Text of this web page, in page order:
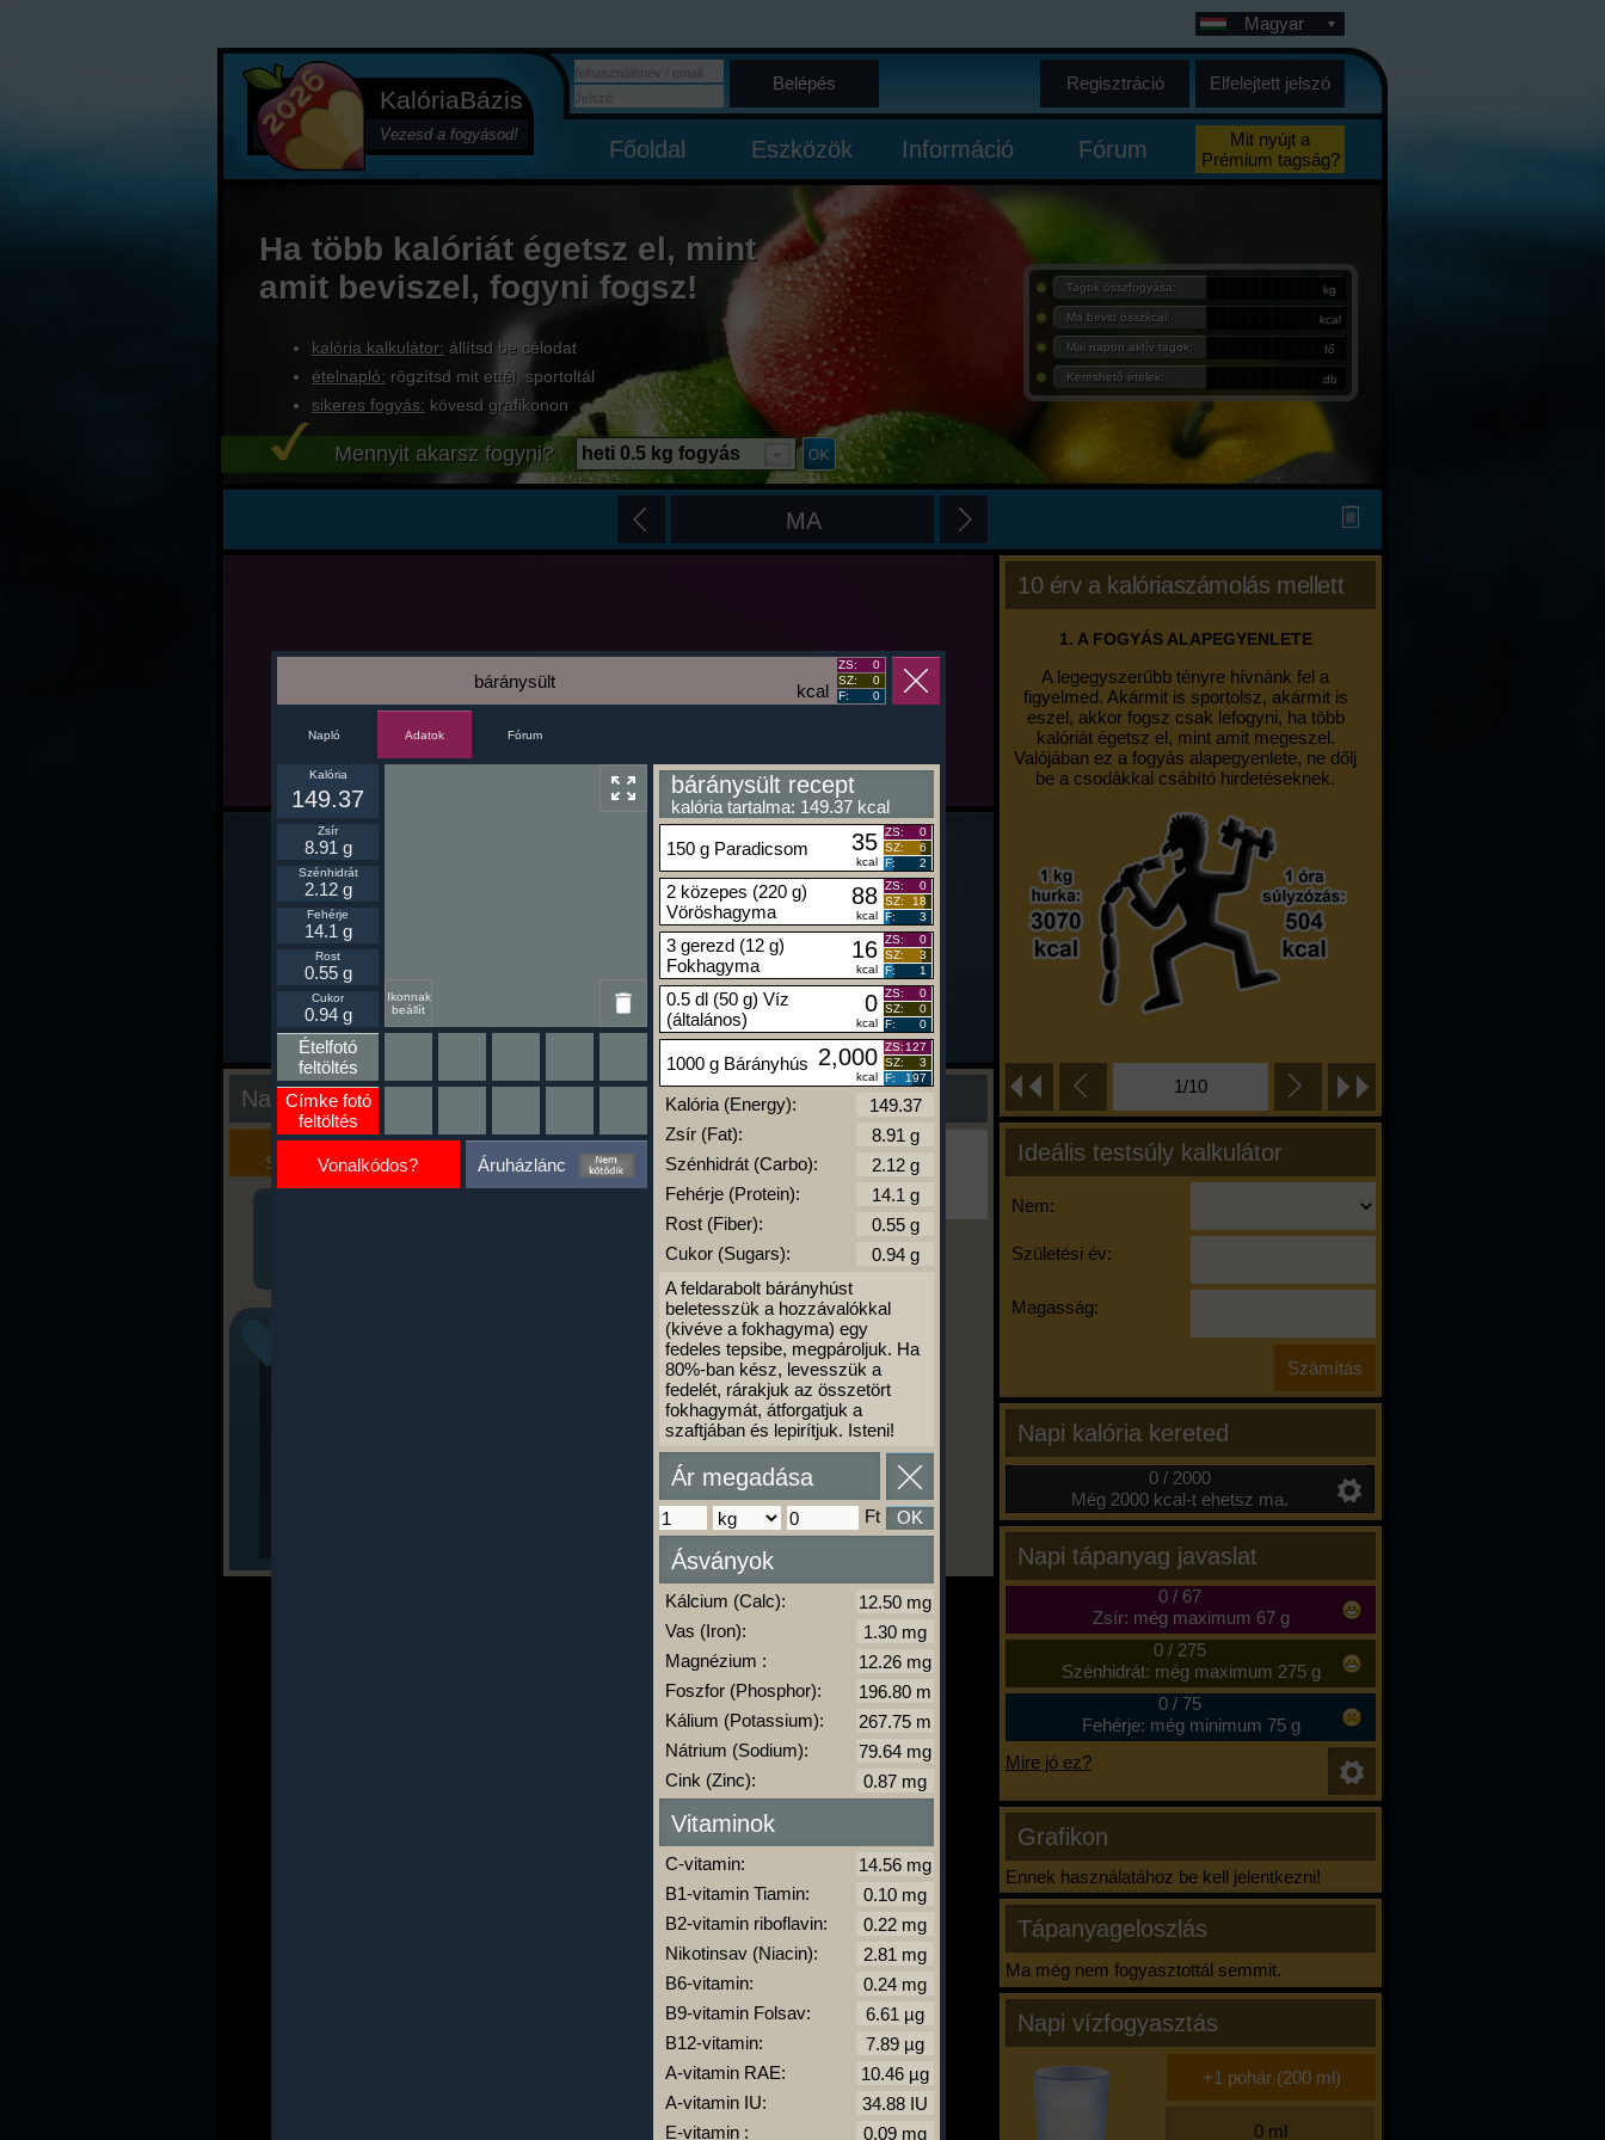
KalóriaBázis
Vezesd a fogyásod!
Magyar
Belépés Regisztráció Elfelejtett jelszó
Főoldal Eszközök Információ Fórum
Mit nyújt a
Prémium tagság?
Ha több kalóriát égetsz el, mint
amit beviszel, fogyni fogsz!
kalória kalkulátor: állítsd be célodat
ételnapló: rögzítsd mit ettél, sportoltál
sikeres fogyás: kövesd grafikonon
Tagok összfogyása: kg
Ma bevitt összkcal: kcal
Mai napon aktív tagok: fő
Kereshető ételek: db
Mennyit akarsz fogyni? heti 0.5 kg fogyás
MA
10 érv a kalóriaszámolás mellett
1. A FOGYÁS ALAPEGYENLETE
A legegyszerűbb tényre hívnánk fel a
figyelmed. Akármit is sportolsz, akármit is
eszel, akkor fogsz csak lefogyni, ha több
kalóriát égetsz el, mint amit megeszel.
Valójában ez a fogyás alapegyenlete, ne dőlj
be a csodákkal csábító hirdetéseknek.
1/10
Ideális testsúly kalkulátor
Nem:
Születési év:
Magasság:
Napi kalória kereted
0 / 2000
Még 2000 kcal-t ehetsz ma.
Napi tápanyag javaslat
0/ 67
Zsír: még maximum 67 g
0/ 275
Szénhidrát: még maximum 275 g
0/ 75
Fehérje: még minimum 75 g
Mire jó ez?
Grafikon
Ennek használatához be kell jelentkezni!
Tápanyageloszlás
Ma még nem fogyasztottál semmit.
Napi vízfogyasztás
Nap kiértékelése
Kalória
Szimulátor
Szöveges
Értékelés
Ha ma már nem eszel/sportolsz többet,
kattints a kiértékelésre!
A Kalória Szimulátor Prémium funkció.
kalóriabázis.hu
-
kcal
báránysült
ZS:
0
SZ:
0
F:
0
Napló Adatok Fórum
Ikonnak
beállít
Kalória
149.37
Zsír
8.91 g
Szénhidrát
2.12 g
Fehérje
14.1 g
Rost
0.55 g
Cukor
0.94 g
Ételfotó
feltöltés
Címke fotó
feltöltés
Vonalkódos? Áruházlánc
báránysült recept
kalória tartalma: 149.37 kcal
150 g Paradicsom 35
kcal
ZS:
0
SZ:
6
F:
2
2 közepes (220 g)
Vöröshagyma
88
kcal
ZS:
0
SZ:
18
F:
3
3 gerezd (12 g)
Fokhagyma
16
kcal
ZS:
0
SZ:
3
F:
1
0.5 dl (50 g) Víz
(általános)
0
kcal
ZS:
0
SZ:
0
F:
0
1000 g Bárányhús 2,000
kcal
ZS: 127
SZ:
3
F:
197
Kalória (Energy):
Zsír (Fat):
Szénhidrát (Carbo):
Fehérje (Protein):
Rost (Fiber):
Cukor (Sugars):
A feldarabolt bárányhúst
beletesszük a hozzávalókkal
(kivéve a fokhagyma) egy
fedeles tepsibe, megpároljuk. Ha
80%-ban kész, levesszük a
fedelét, rárakjuk az összetört
fokhagymát, átforgatjuk a
szaftjában és lepirítjuk. Isteni!
Ár megadása
Ft OK
Ásványok
Kálcium (Calc):
Vas (Iron):
Magnézium :
Foszfor (Phosphor):
Kálium (Potassium):
Nátrium (Sodium):
Cink (Zinc):
Vitaminok
C-vitamin:
B1-vitamin Tiamin:
B2-vitamin riboflavin:
Nikotinsav (Niacin):
B6-vitamin:
B9-vitamin Folsav:
B12-vitamin:
A-vitamin RAE:
A-vitamin IU:
E-vitamin :